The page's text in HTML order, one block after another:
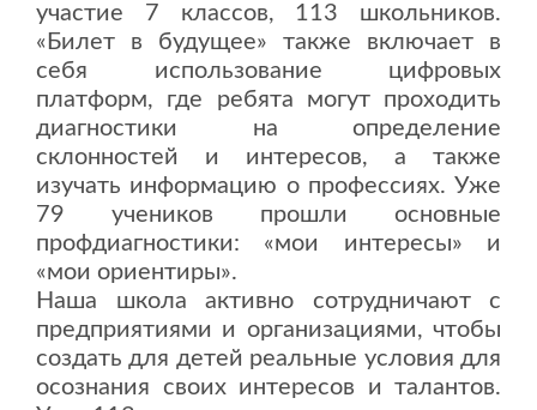
участие 7 классов, 113 школьников.
«Билет в будущее» также включает в
себя использование цифровых
платформ, где ребята могут проходить
диагностики на определение
склонностей и интересов, а также
изучать информацию о профессиях. Уже
79 учеников прошли основные
профдиагностики: «мои интересы» и
«мои ориентиры».
Наша школа активно сотрудничают с
предприятиями и организациями, чтобы
создать для детей реальные условия для
осознания своих интересов и талантов.